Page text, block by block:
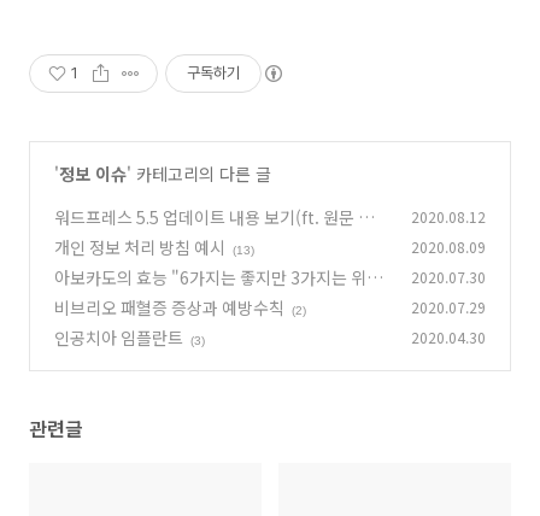
1 구독하기
'정보 이슈' 카테고리의 다른 글
워드프레스 5.5 업데이트 내용 보기(ft. 원문 포
함)
(13)
2020.08.12
개인 정보 처리 방침 예시 (13) 2020.08.09
아보카도의 효능 "6가지는 좋지만 3가지는 위험
해"
(2)
2020.07.30
비브리오 패혈증 증상과 예방수칙 (2) 2020.07.29
인공치아 임플란트 (3) 2020.04.30
관련글